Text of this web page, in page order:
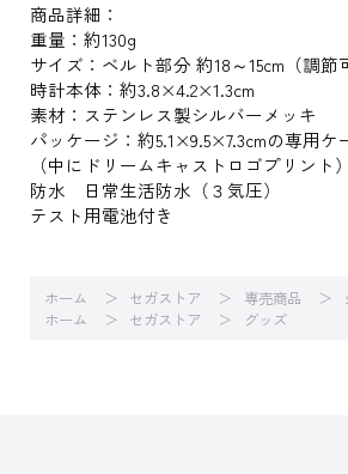
商品詳細：
重量：約130g
サイズ：ベルト部分 約18～15cm（調節
時計本体：約3.8×4.2×1.3cm
素材：ステンレス製シルバーメッキ
パッケージ：約5.1×9.5×7.3cmの専用ケ
（中にドリームキャストロゴプリント）
防水 日常生活防水（３気圧）
テスト用電池付き
ホーム セガストア 専売商品
ホーム
セガストア グッズ